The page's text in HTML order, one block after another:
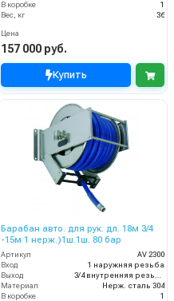
В коробке
1
Вес, кг
36
Цена
157 000 руб.
Купить
Барабан авто. для рук. дл. 18м 3/4
-15м 1 нерж.)1ш.1ш. 80 бар
Артикул
AV 2300
Вход
1 наружняя резьба
Выход
Материал
Нерж. сталь 304
В коробке
1